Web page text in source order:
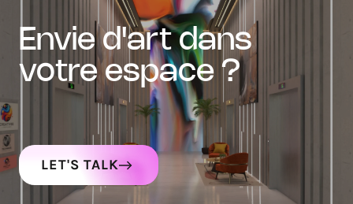
envie d'art dans
votre espace ?
LET'S TALK